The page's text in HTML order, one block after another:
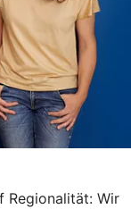
Regionalität: Wir